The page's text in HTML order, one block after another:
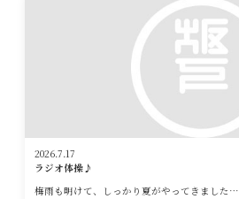
2026.7.17
ラジオ体操♪
梅雨も明けて、しっかり夏がやってきました…